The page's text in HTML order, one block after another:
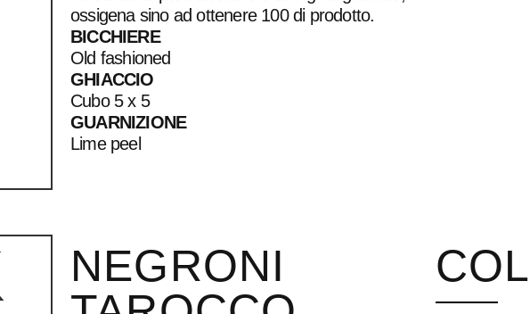
ossigena sino ad ottenere 100 di prodotto.
BICCHIERE
Old fashioned
GHIACCIO
Cubo 5 x 5
GUARNIZIONE
Lime peel
NEGRONI